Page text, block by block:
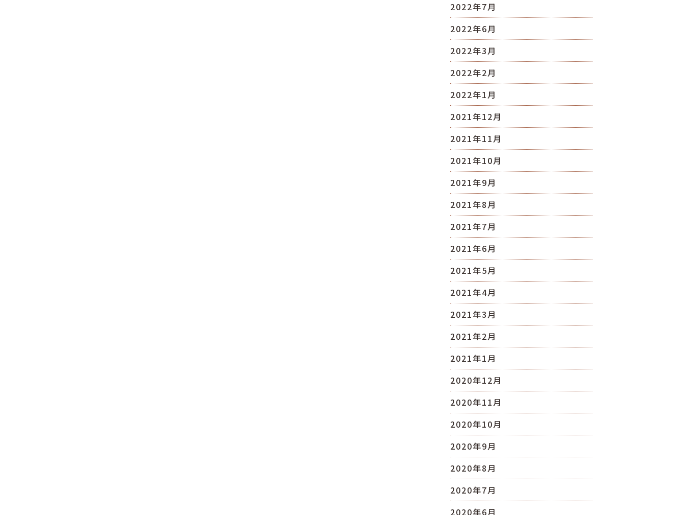
2022年7月
2022年6月
2022年3月
2022年2月
2022年1月
2021年12月
2021年11月
2021年10月
2021年9月
2021年8月
2021年7月
2021年6月
2021年5月
2021年4月
2021年3月
2021年2月
2021年1月
2020年12月
2020年11月
2020年10月
2020年9月
2020年8月
2020年7月
2020年6月